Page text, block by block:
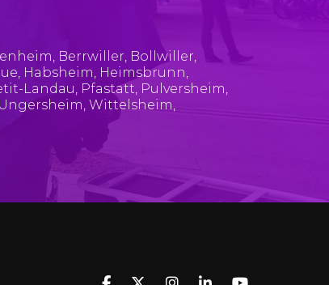
, Berrwiller, Bollwiller,
, Habsheim, Heimsbrunn,
Landau, Pfastatt, Pulversheim,
Ungersheim, Wittelsheim,